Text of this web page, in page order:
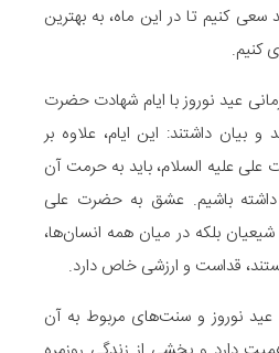
سعی کنیم تا در این ماه، به بهترین
کنیم.
عید نوروز با ایام شهادت حضرت
و بیان داشتند: این ایام، علاوه بر
علی علیه السلام، باید به حرمت آن
باشیم. عشق به حضرت علی
شیعیان بلکه در میان همه انسان‌ها،
قداست و ارزشی خاص دارد.
عید نوروز و سنت‌های مربوط به آن